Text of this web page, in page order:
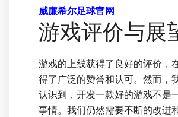
威廉希尔足球官网
游戏评价与展
游戏的上线获得了良好的评价，
得了广泛的赞誉和认可。然而，
认识到，开发一款好的游戏不是
事情。我们仍然需要不断的改进